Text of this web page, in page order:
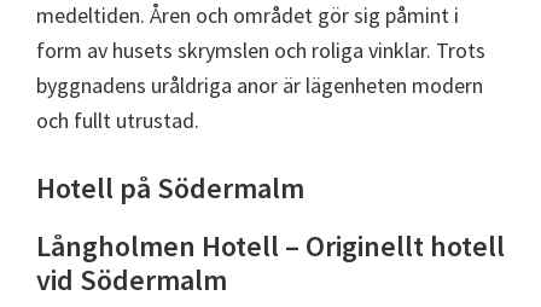
medeltiden. Åren och området gör sig påmint i
form av husets skrymslen och roliga vinklar. Trots
byggnadens uråldriga anor är lägenheten modern
och fullt utrustad.
Hotell på Södermalm
Långholmen Hotell – Originellt hotell
vid Södermalm